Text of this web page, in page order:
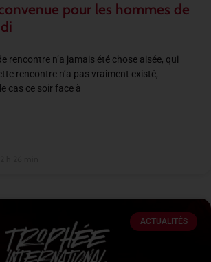
pour les hommes de
rencontre n’a jamais été chose aisée, qui
rencontre n’a pas vraiment existé,
cas ce soir face à
ACTUALITÉS